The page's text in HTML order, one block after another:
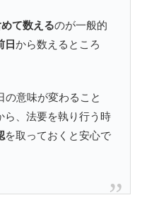
て数えるのが一般的
日から数えるところ
意味が変わること
ら、法要を執り行う時
を取っておくと安心で